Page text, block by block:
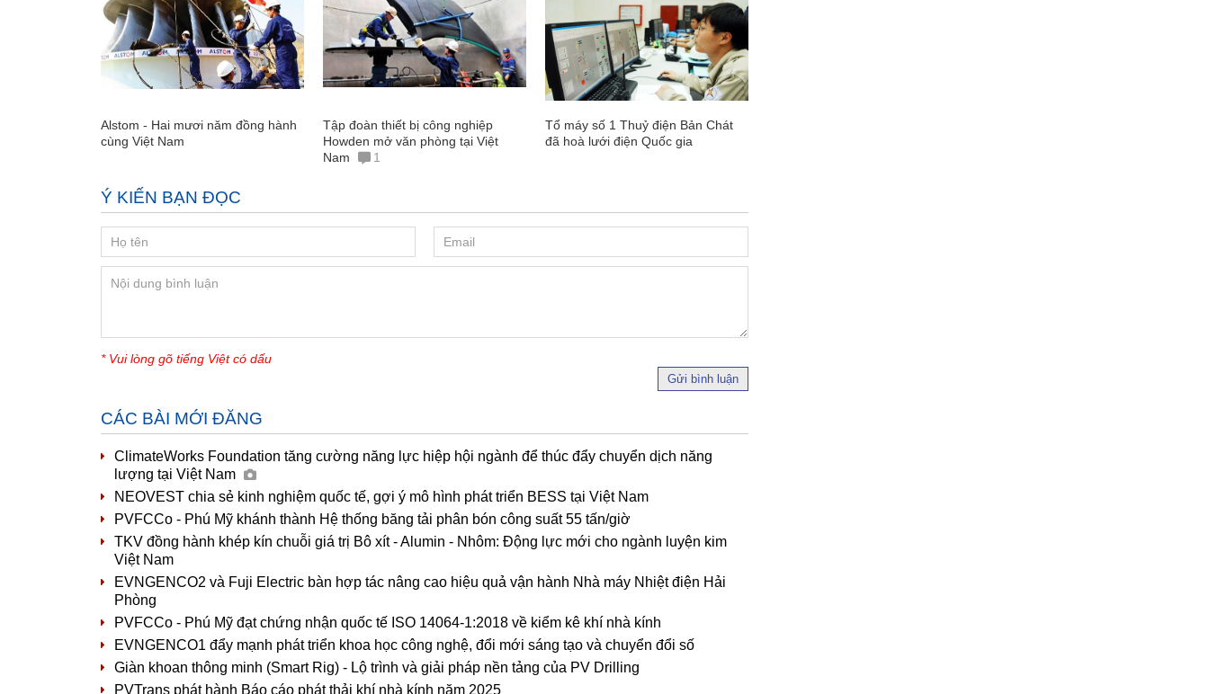
Alstom - Hai mươi năm đồng hành
cùng Việt Nam
Tập đoàn thiết bị công nghiệp
Howden mở văn phòng tại Việt
Nam
1
Tổ máy số 1 Thuỷ điện Bản Chát
đã hoà lưới điện Quốc gia
Ý KIẾN BẠN ĐỌC
* Vui lòng gõ tiếng Việt có dấu
Gửi bình luận
CÁC BÀI MỚI ĐĂNG
ClimateWorks Foundation tăng cường năng lực hiệp hội ngành để thúc đẩy chuyển dịch năng
lượng tại Việt Nam
NEOVEST chia sẻ kinh nghiệm quốc tế, gợi ý mô hình phát triển BESS tại Việt Nam
PVFCCo - Phú Mỹ khánh thành Hệ thống băng tải phân bón công suất 55 tấn/giờ
TKV đồng hành khép kín chuỗi giá trị Bô xít - Alumin - Nhôm: Động lực mới cho ngành luyện kim
Việt Nam
EVNGENCO2 và Fuji Electric bàn hợp tác nâng cao hiệu quả vận hành Nhà máy Nhiệt điện Hải
Phòng
PVFCCo - Phú Mỹ đạt chứng nhận quốc tế ISO 14064-1:2018 về kiểm kê khí nhà kính
EVNGENCO1 đẩy mạnh phát triển khoa học công nghệ, đổi mới sáng tạo và chuyển đổi số
Giàn khoan thông minh (Smart Rig) - Lộ trình và giải pháp nền tảng của PV Drilling
PVTrans phát hành Báo cáo phát thải khí nhà kính năm 2025